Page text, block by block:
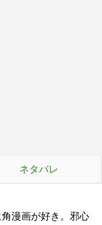
ネタバレ
漫画が好き。邪心